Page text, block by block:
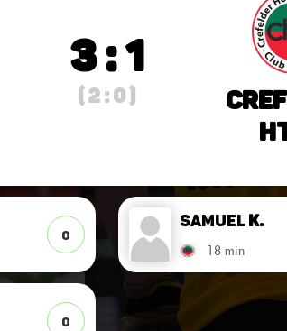
3 : 1
( 2 : 0 )
0
0
SamuelK.
18 min